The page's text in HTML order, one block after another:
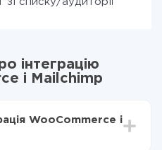
інтеграцію
і Mailchimp
WooCommerce і